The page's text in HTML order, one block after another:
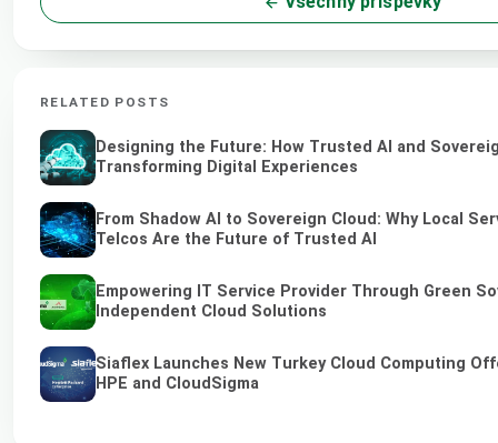
RELATED POSTS
Designing the Future: How Trusted AI and
Transforming Digital Experiences
From Shadow AI to Sovereign Cloud: Why Local
Telcos Are the Future of Trusted AI
Empowering IT Service Provider Through Green
Independent Cloud Solutions
Siaflex Launches New Turkey Cloud Computing
HPE and CloudSigma